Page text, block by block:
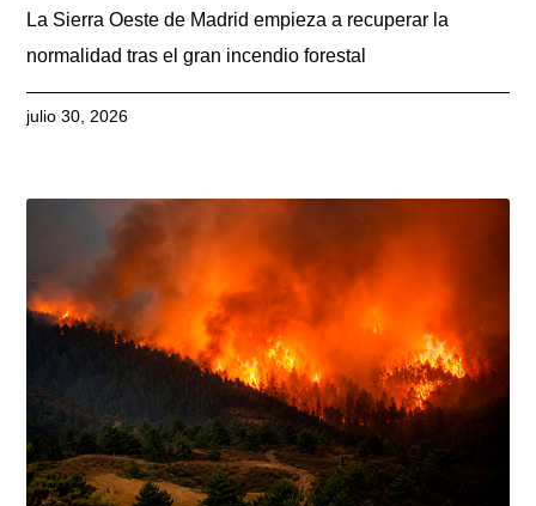
La Sierra Oeste de Madrid empieza a recuperar la
normalidad tras el gran incendio forestal
julio 30, 2026